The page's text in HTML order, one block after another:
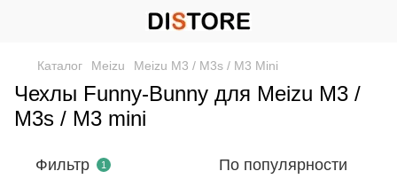
Каталог Meizu Meizu M3 / M3s / M3 Mini
Чехлы Funny-Bunny для Meizu M3 /
M3s / M3 mini
Фильтр 1 По популярности